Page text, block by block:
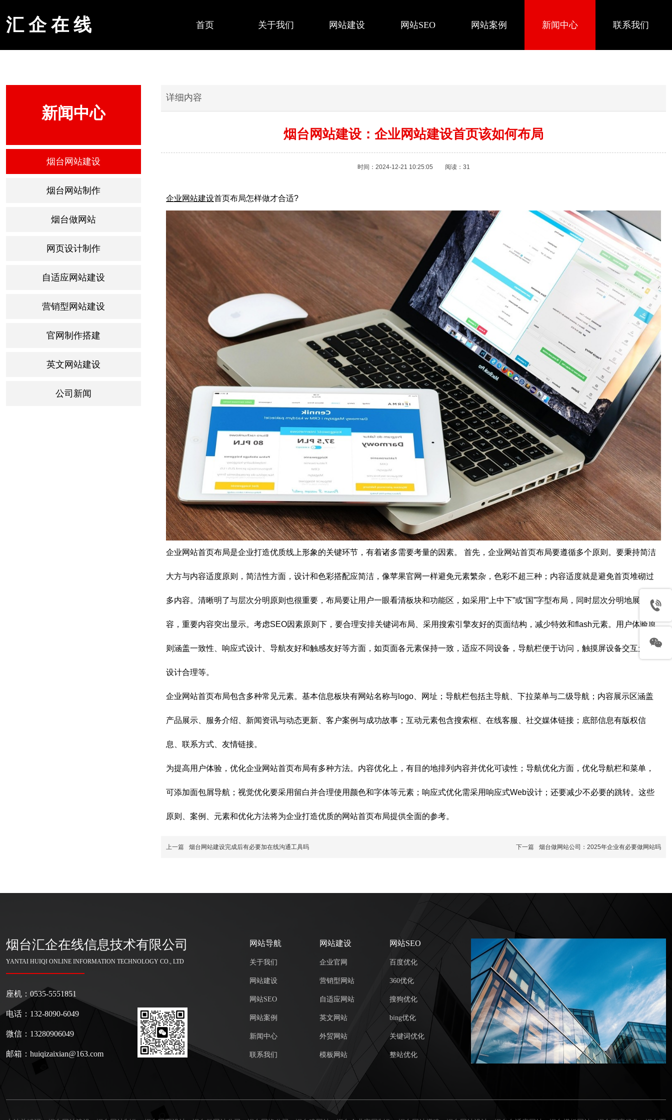
汇 企 在 线 首页 关于我们 网站建设 网站SEO 网站案例 新闻中心 联系我们
新闻中心
烟台网站建设
烟台网站制作
烟台做网站
网页设计制作
自适应网站建设
营销型网站建设
官网制作搭建
英文网站建设
公司新闻
详细内容
烟台网站建设：企业网站建设首页该如何布局
时间：2024-12-21 10:25:05 阅读：31
企业网站建设首页布局怎样做才合适?
企业网站首页布局是企业打造优质线上形象的关键环节，有着诸多需要考量的因素。 首先，企业网站首页布局要遵循多个原则。要秉持简洁
大方与内容适度原则，简洁性方面，设计和色彩搭配应简洁，像苹果官网一样避免元素繁杂，色彩不超三种；内容适度就是避免首页堆砌过
多内容。清晰明了与层次分明原则也很重要，布局要让用户一眼看清板块和功能区，如采用“上中下”或“国”字型布局，同时层次分明地展示内
容，重要内容突出显示。考虑SEO因素原则下，要合理安排关键词布局、采用搜索引擎友好的页面结构，减少特效和flash元素。用户体验原
则涵盖一致性、响应式设计、导航友好和触感友好等方面，如页面各元素保持一致，适应不同设备，导航栏便于访问，触摸屏设备交互元素
设计合理等。
企业网站首页布局包含多种常见元素。基本信息板块有网站名称与logo、网址；导航栏包括主导航、下拉菜单与二级导航；内容展示区涵盖
产品展示、服务介绍、新闻资讯与动态更新、客户案例与成功故事；互动元素包含搜索框、在线客服、社交媒体链接；底部信息有版权信
息、联系方式、友情链接。
为提高用户体验，优化企业网站首页布局有多种方法。内容优化上，有目的地排列内容并优化可读性；导航优化方面，优化导航栏和菜单，
可添加面包屑导航；视觉优化要采用留白并合理使用颜色和字体等元素；响应式优化需采用响应式Web设计；还要减少不必要的跳转。这些
原则、案例、元素和优化方法将为企业打造优质的网站首页布局提供全面的参考。
上一篇 烟台网站建设完成后有必要加在线沟通工具吗 下一篇 烟台做网站公司：2025年企业有必要做网站吗
网站导航
关于我们
网站建设
网站SEO
网站案例
新闻中心
联系我们
网站建设
企业官网
营销型网站
自适应网站
英文网站
外贸网站
模板网站
网站SEO
百度优化
360优化
搜狗优化
bing优化
关键词优化
整站优化
座机：0535-5551851
电话：132-8090-6049
微信：13280906049
邮箱：huiqizaixian@163.com
烟台汇企在线信息技术有限公司
YANTAI HUIQI ONLINE INFORMATION TECHNOLOGY CO., LTD